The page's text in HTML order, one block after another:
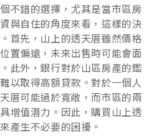
不錯的選擇，尤其是當市區房
與自住的角度來看，這樣的決
首先，山上的透天厝雖然價格
置偏遠，未來出售時可能會面
此外，銀行對於山區房產的鑑
以取得高額貸款。對於一個人
厝可能過於寬敞，而市區的兩
增值潛力。因此，購買山上透
產生不必要的困擾。